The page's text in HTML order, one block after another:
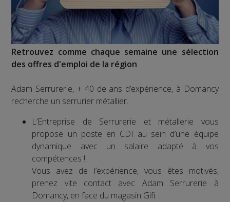
Retrouvez comme chaque semaine une sélection
des offres d'emploi de la région
Adam Serrurerie, + 40 de ans d’expérience, à Domancy
recherche un serrurier métallier.
L’Entreprise de Serrurerie et métallerie vous
propose un poste en CDI au sein d’une équipe
dynamique avec un salaire adapté à vos
compétences !
Vous avez de l’expérience, vous êtes motivés,
prenez vite contact avec Adam Serrurerie à
Domancy, en face du magasin Gifi.